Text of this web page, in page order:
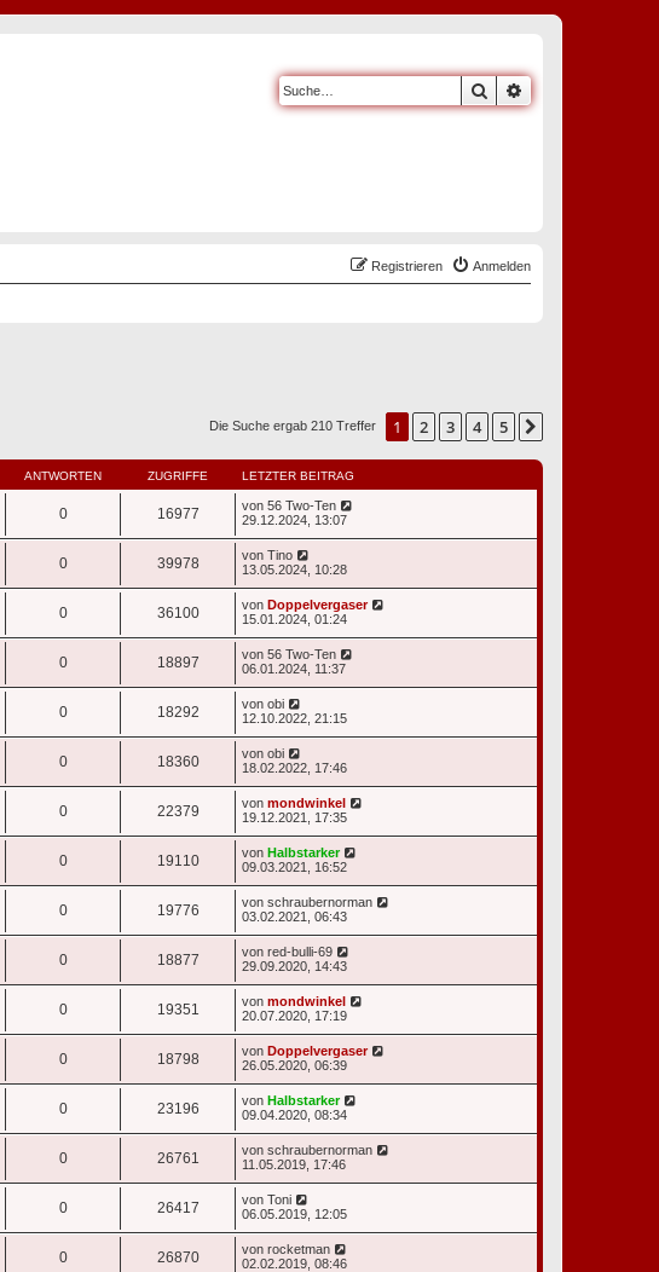
Suche
Anmelden
Registrieren
Die Suche ergab 210 Treffer 1 2 3 4 5
ANTWORTEN ZUGRIFFE LETZTER BEITRAG
0 16977 von 56 Two-Ten
29.12.2024, 13:07
0 39978 von Tino
13.05.2024, 10:28
0 36100 von Doppelvergaser
15.01.2024, 01:24
0 18897 von 56 Two-Ten
06.01.2024, 11:37
0 18292 von obi
12.10.2022, 21:15
0 18360 von obi
18.02.2022, 17:46
0 22379 von mondwinkel
19.12.2021, 17:35
0 19110 von Halbstarker
09.03.2021, 16:52
0 19776 von schraubernorman
03.02.2021, 06:43
0 18877 von red-bulli-69
29.09.2020, 14:43
0 19351 von mondwinkel
20.07.2020, 17:19
0 18798 von Doppelvergaser
26.05.2020, 06:39
0 23196 von Halbstarker
09.04.2020, 08:34
0 26761 von schraubernorman
11.05.2019, 17:46
0 26417 von Toni
06.05.2019, 12:05
0 26870 von rocketman
02.02.2019, 08:46